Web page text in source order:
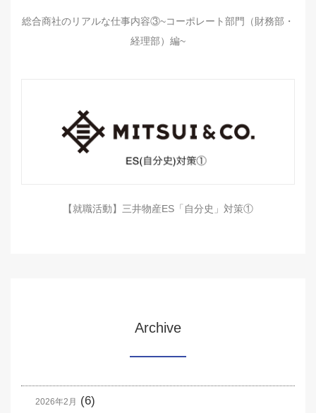
総合商社のリアルな仕事内容③~コーポレート部門（財務部・
経理部）編~
【就職活動】三井物産ES「自分史」対策①
Archive
2026年2月 (6)